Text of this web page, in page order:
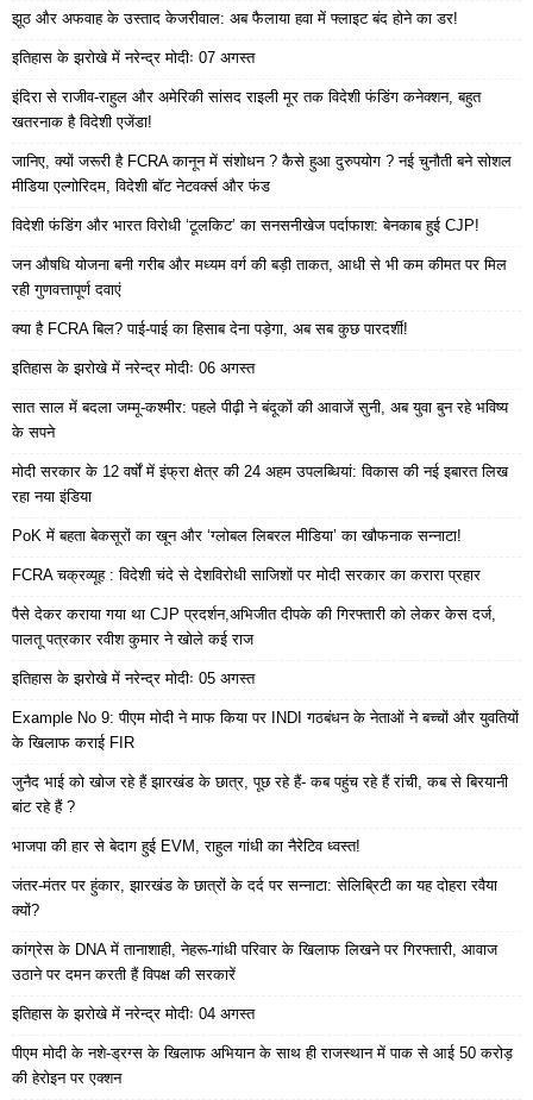
झूठ और अफवाह के उस्ताद केजरीवाल: अब फैलाया हवा में फ्लाइट बंद होने का डर!
इतिहास के झरोखे में नरेन्द्र मोदीः 07 अगस्त
इंदिरा से राजीव-राहुल और अमेरिकी सांसद राइली मूर तक विदेशी फंडिंग कनेक्शन, बहुत
खतरनाक है विदेशी एजेंडा!
जानिए, क्यों जरूरी है FCRA कानून में संशोधन ? कैसे हुआ दुरुपयोग ? नई चुनौती बने सोशल
मीडिया एल्गोरिदम, विदेशी बॉट नेटवर्क्स और फंड
विदेशी फंडिंग और भारत विरोधी ‘टूलकिट’ का सनसनीखेज पर्दाफाश: बेनकाब हुई CJP!
जन औषधि योजना बनी गरीब और मध्यम वर्ग की बड़ी ताकत, आधी से भी कम कीमत पर मिल
रही गुणवत्तापूर्ण दवाएं
क्या है FCRA बिल? पाई-पाई का हिसाब देना पड़ेगा, अब सब कुछ पारदर्शी!
इतिहास के झरोखे में नरेन्द्र मोदीः 06 अगस्त
सात साल में बदला जम्मू-कश्मीर: पहले पीढ़ी ने बंदूकों की आवाजें सुनी, अब युवा बुन रहे भविष्य
के सपने
मोदी सरकार के 12 वर्षों में इंफ्रा क्षेत्र की 24 अहम उपलब्धियां: विकास की नई इबारत लिख
रहा नया इंडिया
PoK में बहता बेकसूरों का खून और ‘ग्लोबल लिबरल मीडिया’ का खौफनाक सन्नाटा!
FCRA चक्रव्यूह : विदेशी चंदे से देशविरोधी साजिशों पर मोदी सरकार का करारा प्रहार
पैसे देकर कराया गया था CJP प्रदर्शन,अभिजीत दीपके की गिरफ्तारी को लेकर केस दर्ज,
पालतू पत्रकार रवीश कुमार ने खोले कई राज
इतिहास के झरोखे में नरेन्द्र मोदीः 05 अगस्त
Example No 9: पीएम मोदी ने माफ किया पर INDI गठबंधन के नेताओं ने बच्चों और युवतियों
के खिलाफ कराई FIR
जुनैद भाई को खोज रहे हैं झारखंड के छात्र, पूछ रहे हैं- कब पहुंच रहे हैं रांची, कब से बिरयानी
बांट रहे हैं ?
भाजपा की हार से बेदाग हुई EVM, राहुल गांधी का नैरेटिव ध्वस्त!
जंतर-मंतर पर हुंकार, झारखंड के छात्रों के दर्द पर सन्नाटा: सेलिब्रिटी का यह दोहरा रवैया
क्यों?
कांग्रेस के DNA में तानाशाही, नेहरू-गांधी परिवार के खिलाफ लिखने पर गिरफ्तारी, आवाज
उठाने पर दमन करती हैं विपक्ष की सरकारें
इतिहास के झरोखे में नरेन्द्र मोदीः 04 अगस्त
पीएम मोदी के नशे-ड्रग्स के खिलाफ अभियान के साथ ही राजस्थान में पाक से आई 50 करोड़
की हेरोइन पर एक्शन